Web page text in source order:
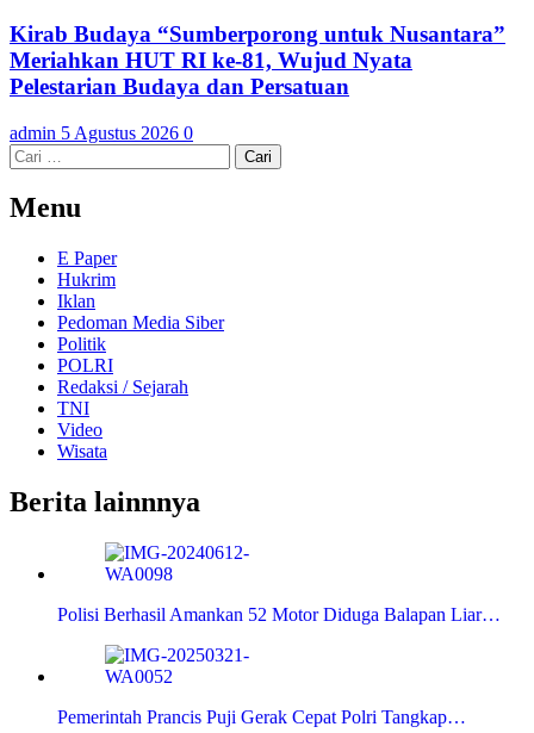
Kirab Budaya “Sumberporong untuk Nusantara”
Meriahkan HUT RI ke-81, Wujud Nyata
Pelestarian Budaya dan Persatuan
admin 5 Agustus 2026 0
Cari
untuk:
Menu
E Paper
Hukrim
Iklan
Pedoman Media Siber
Politik
POLRI
Redaksi / Sejarah
TNI
Video
Wisata
Berita lainnnya
Polisi Berhasil Amankan 52 Motor Diduga Balapan Liar…
Pemerintah Prancis Puji Gerak Cepat Polri Tangkap…